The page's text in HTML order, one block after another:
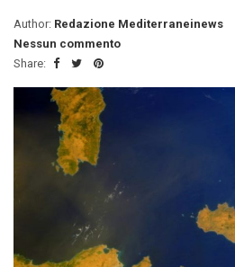
Author: Redazione Mediterraneinews
Nessun commento
Share: